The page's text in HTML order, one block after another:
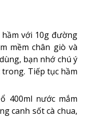
với 10g đường
mềm chân giò và
bạn nhớ chú ý
Tiếp tục hầm
400ml nước mắm
canh sốt cà chua,